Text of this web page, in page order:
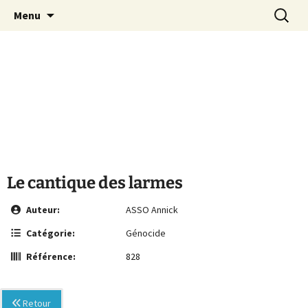
MCA Vienne
Le site de la Maison de la Culture
Arménienne de Vienne
Menu
Le cantique des larmes
Auteur:
ASSO Annick
Catégorie:
Génocide
Référence:
828
Retour